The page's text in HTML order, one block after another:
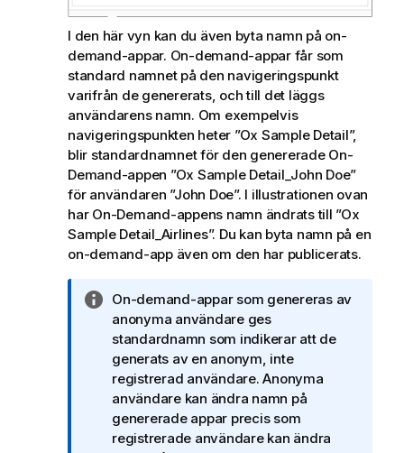
I den här vyn kan du även byta namn på on-
demand-appar. On-demand-appar får som
standard namnet på den navigeringspunkt
varifrån de genererats, och till det läggs
användarens namn. Om exempelvis
navigeringspunkten heter ”Ox Sample Detail”,
blir standardnamnet för den genererade On-
Demand-appen ”Ox Sample Detail_John Doe”
för användaren ”John Doe”. I illustrationen ovan
har On-Demand-appens namn ändrats till ”Ox
Sample Detail_Airlines”. Du kan byta namn på en
on-demand-app även om den har publicerats.
A
n
t
e
c
k
n
i
On-demand-appar som genereras av
anonyma användare ges
standardnamn som indikerar att de
generats av en anonym, inte
registrerad användare. Anonyma
användare kan ändra namn på
genererade appar precis som
registrerade användare kan ändra